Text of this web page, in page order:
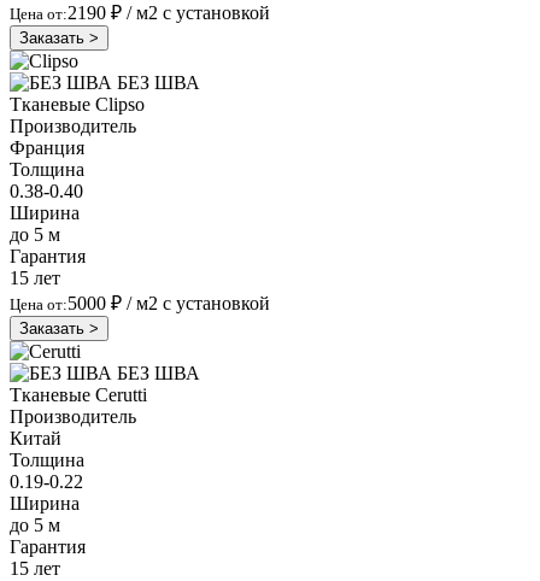
Цена от:2190 ₽ / м2 с установкой
Заказать >
БЕЗ ШВА
Тканевые Clipso
Производитель
Франция
Толщина
0.38-0.40
Ширина
до 5 м
Гарантия
15 лет
Цена от:5000 ₽ / м2 с установкой
Заказать >
БЕЗ ШВА
Тканевые Cerutti
Производитель
Китай
Толщина
0.19-0.22
Ширина
до 5 м
Гарантия
15 лет